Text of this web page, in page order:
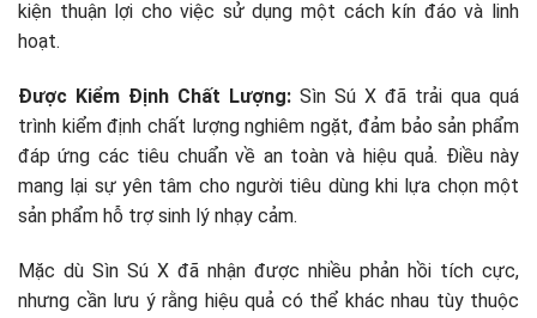
kiện thuận lợi cho việc sử dụng một cách kín đáo và linh
hoạt.
Được Kiểm Định Chất Lượng: Sìn Sú X đã trải qua quá
trình kiểm định chất lượng nghiêm ngặt, đảm bảo sản phẩm
đáp ứng các tiêu chuẩn về an toàn và hiệu quả. Điều này
mang lại sự yên tâm cho người tiêu dùng khi lựa chọn một
sản phẩm hỗ trợ sinh lý nhạy cảm.
Mặc dù Sìn Sú X đã nhận được nhiều phản hồi tích cực,
nhưng cần lưu ý rằng hiệu quả có thể khác nhau tùy thuộc